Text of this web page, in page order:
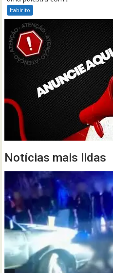
Itabirito
Notícias mais lidas